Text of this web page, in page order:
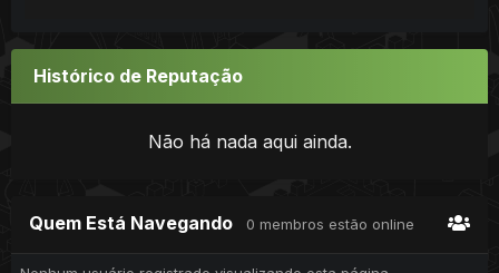
Histórico de Reputação
Não há nada aqui ainda.
Quem Está Navegando 0 membros estão online